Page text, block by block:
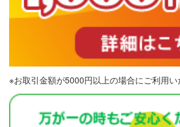
※お取引金額が5000円以上の場合にご利用い